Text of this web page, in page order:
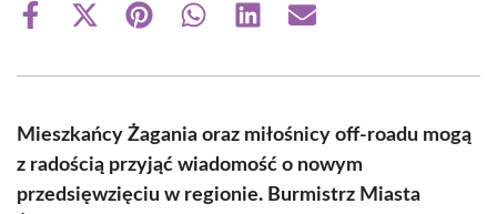
Share
Share
(Twitter)
Share Share Share Share
Mieszkańcy Żagania oraz miłośnicy off-roadu mogą
z radością przyjąć wiadomość o nowym
przedsięwzięciu w regionie. Burmistrz Miasta